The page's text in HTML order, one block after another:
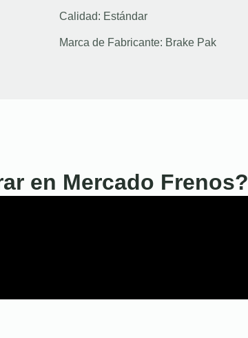
Calidad: Estándar
Marca de Fabricante: Brake Pak
en Mercado Frenos?